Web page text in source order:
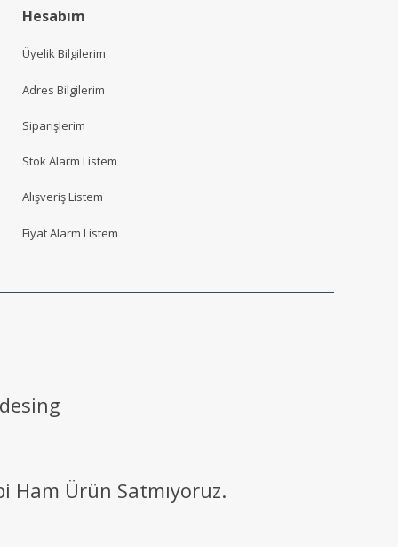
Hesabım
Üyelik Bilgilerim
Adres Bilgilerim
Siparişlerim
Stok Alarm Listem
Alışveriş Listem
Fiyat Alarm Listem
Ham Ürün Satmıyoruz.